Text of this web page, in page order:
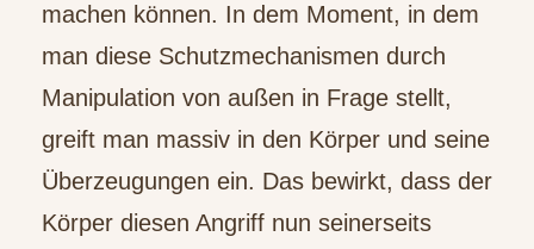
machen können. In dem Moment, in dem
man diese Schutzmechanismen durch
Manipulation von außen in Frage stellt,
greift man massiv in den Körper und seine
Überzeugungen ein. Das bewirkt, dass der
Körper diesen Angriff nun seinerseits